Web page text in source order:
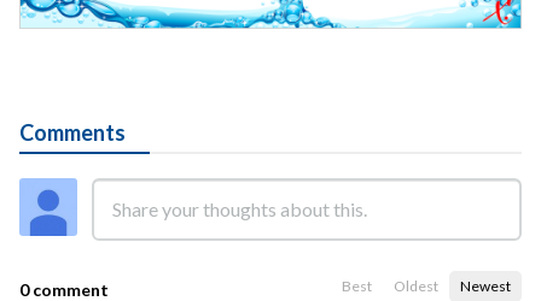
Comments
0 comment Best Oldest Newest